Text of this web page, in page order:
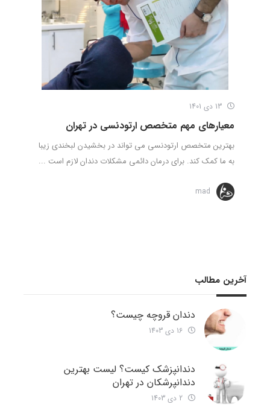
معیارهای مهم متخصص ارتودنسی در تهران
بهترین متخصص ارتودنسی می تواند در بخشیدن لبخندی زیبا
به ما کمک کند. برای درمان دائمی مشکلات دندان لازم است ...
mad
آخرین مطالب
دندان قروچه چیست؟
دندانپزشک کیست؟ لیست بهترین
دندانپرشکان در تهران